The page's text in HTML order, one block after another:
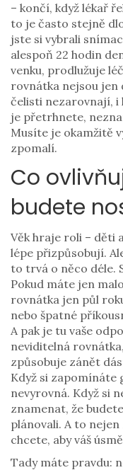
– končí, když lékař
to je často stejně
jste si vybrali
alespoň 22 hodin
venku, prodlužuje
rovnátka nejsou jen
čelisti nezarovnají, i
je přetrhnete,
Musíte je okamžitě
zpomalí.
Co
budete
Věk hraje roli – děti
lépe přizpůsobují.
to trvá o něco déle.
Pokud máte jen
rovnátka jen půl
nebo špatné
A pak je tu vaše
neviditelná
způsobuje zánět
Když si zapomínáte
nevyrovná. Když si
znamenat, že
plánovali. A to
chcete, aby váš
Tady máte pravdu: